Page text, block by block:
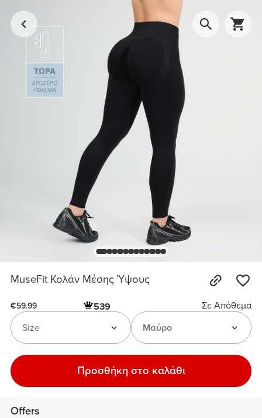
MuseFit Κολάν Μέσης Ύψους
€59.99 539
Σε Απόθεμα
Μαύρο
Size
Προσθήκη στο καλάθι
Offers